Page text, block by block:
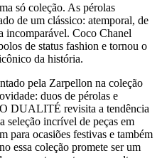
só coleção. As pérolas
de um clássico: atemporal, de
incomparável. Coco Chanel
de status fashion e tornou o
da história.
pela Zarpellon na coleção
duos de pérolas e
DUALITÉ revisita a tendência
seleção incrível de peças em
para ocasiões festivas e também
essa coleção promete ser um